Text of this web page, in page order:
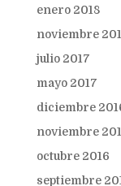
enero 2018
noviembre
julio 2017
mayo 2017
diciembre
noviembre
octubre 2016
septiembre